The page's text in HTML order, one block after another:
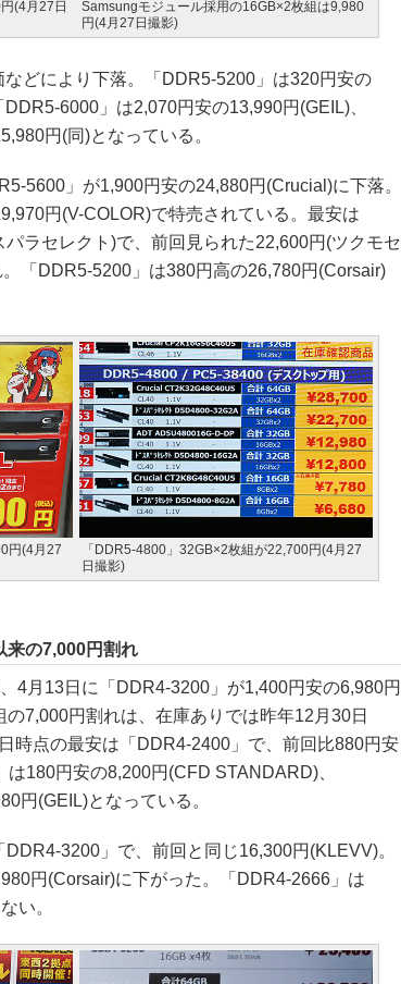
(4月27日
Samsungモジュール採用の16GB×2枚組は9,980
円(4月27日撮影)
どにより下落。「DDR5-5200」は320円安の
6000」は2,070円安の13,990円(GEIL)、
円(同)となっている。
5600」が1,900円安の24,880円(Crucial)に下落。
円(V-COLOR)で特売されている。最安は
パラセレクト)で、前回見られた22,600円(ツクモセ
「DDR5-5200」は380円高の26,780円(Corsair)
円(4月27
「DDR5-4800」32GB×2枚組が22,700円(4月27
日撮影)
来の7,000円割れ
4月13日に「DDR4-3200」が1,400円安の6,980円
7,000円割れは、在庫ありでは昨年12月30日
時点の最安は「DDR4-2400」で、前回比880円安
180円安の8,200円(CFD STANDARD)、
円(GEIL)となっている。
3200」で、前回と同じ16,300円(KLEVV)。
円(Corsair)に下がった。「DDR4-2666」は
い。